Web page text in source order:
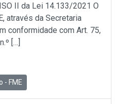
II da Lei 14.133/2021 O
através da Secretaria
conformidade com Art. 75,
[…]
- FME